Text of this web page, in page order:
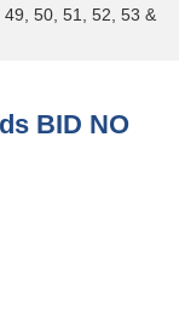
50, 51, 52, 53 &
BID NO